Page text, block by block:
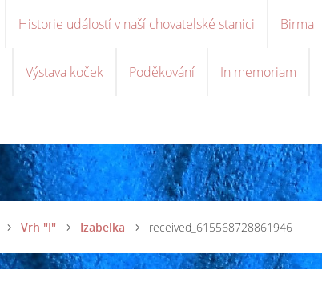
Historie událostí v naší chovatelské stanici Birma
Výstava koček Poděkování In memoriam
Vrh "I" Izabelka received_615568728861946